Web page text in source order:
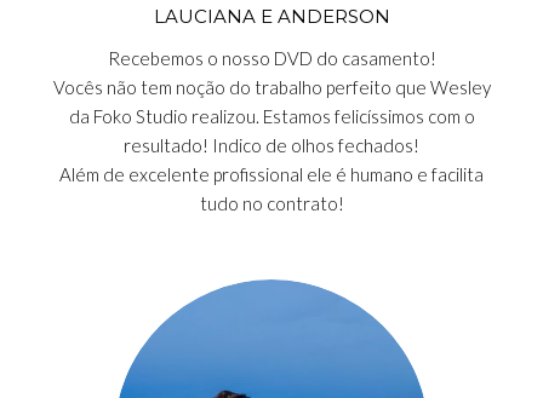
LAUCIANA E ANDERSON
Recebemos o nosso DVD do casamento!
Vocês não tem noção do trabalho perfeito que Wesley
da Foko Studio realizou. Estamos felicíssimos com o
resultado! Indico de olhos fechados!
Além de excelente profissional ele é humano e facilita
tudo no contrato!